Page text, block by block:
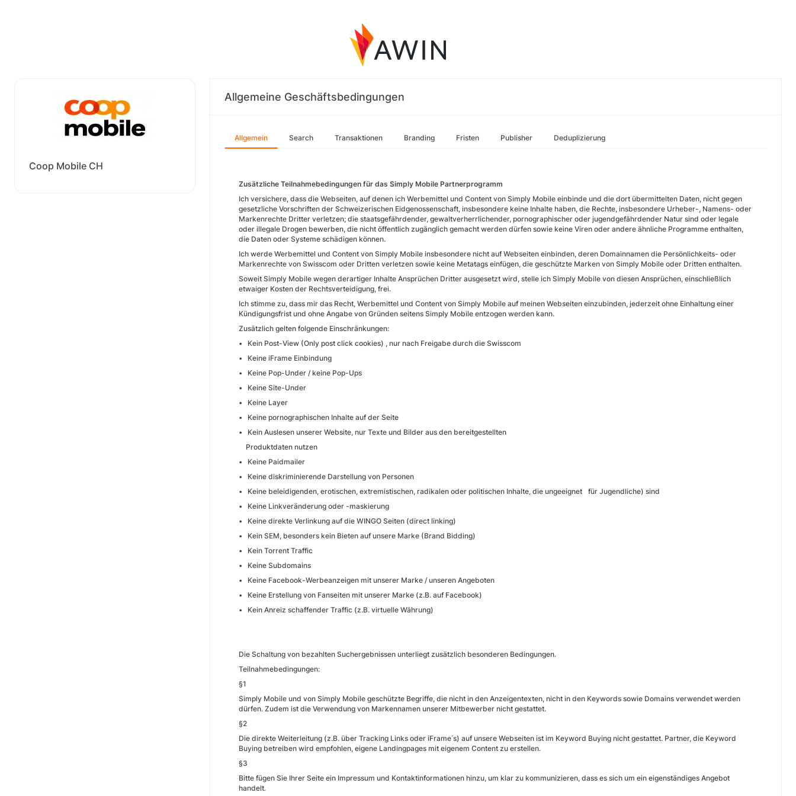
Coop Mobile CH
Allgemeine Geschäftsbedingungen
Allgemein Search Transaktionen Branding Fristen Publisher Deduplizierung
Zusätzliche Teilnahmebedingungen für das Simply Mobile Partnerprogramm
Ich versichere, dass die Webseiten, auf denen ich Werbemittel und Content von Simply Mobile einbinde und die dort übermittelten Daten, nicht gegen
gesetzliche Vorschriften der Schweizerischen Eidgenossenschaft, insbesondere keine Inhalte haben, die Rechte, insbesondere Urheber-, Namens- oder
Markenrechte Dritter verletzen; die staatsgefährdender, gewaltverherrlichender, pornographischer oder jugendgefährdender Natur sind oder legale
oder illegale Drogen bewerben, die nicht öffentlich zugänglich gemacht werden dürfen sowie keine Viren oder andere ähnliche Programme enthalten,
die Daten oder Systeme schädigen können.
Ich werde Werbemittel und Content von Simply Mobile insbesondere nicht auf Webseiten einbinden, deren Domainnamen die Persönlichkeits- oder
Markenrechte von Swisscom oder Dritten verletzen sowie keine Metatags einfügen, die geschützte Marken von Simply Mobile oder Dritten enthalten.
Soweit Simply Mobile wegen derartiger Inhalte Ansprüchen Dritter ausgesetzt wird, stelle ich Simply Mobile von diesen Ansprüchen, einschließlich
etwaiger Kosten der Rechtsverteidigung, frei.
Ich stimme zu, dass mir das Recht, Werbemittel und Content von Simply Mobile auf meinen Webseiten einzubinden, jederzeit ohne Einhaltung einer
Kündigungsfrist und ohne Angabe von Gründen seitens Simply Mobile entzogen werden kann.
Zusätzlich gelten folgende Einschränkungen:
• Kein Post-View (Only post click cookies) , nur nach Freigabe durch die Swisscom
• Keine iFrame Einbindung
• Keine Pop-Under / keine Pop-Ups
• Keine Site-Under
• Keine Layer
• Keine pornographischen Inhalte auf der Seite
• Kein Auslesen unserer Website, nur Texte und Bilder aus den bereitgestellten
Produktdaten nutzen
• Keine Paidmailer
• Keine diskriminierende Darstellung von Personen
• Keine beleidigenden, erotischen, extremistischen, radikalen oder politischen Inhalte, die ungeeignet für Jugendliche) sind
• Keine Linkveränderung oder -maskierung
• Keine direkte Verlinkung auf die WINGO Seiten (direct linking)
• Kein SEM, besonders kein Bieten auf unsere Marke (Brand Bidding)
• Kein Torrent Traffic
• Keine Subdomains
• Keine Facebook-Werbeanzeigen mit unserer Marke / unseren Angeboten
• Keine Erstellung von Fanseiten mit unserer Marke (z.B. auf Facebook)
• Kein Anreiz schaffender Traffic (z.B. virtuelle Währung)
Die Schaltung von bezahlten Suchergebnissen unterliegt zusätzlich besonderen Bedingungen.
Teilnahmebedingungen:
§1
Simply Mobile und von Simply Mobile geschützte Begriffe, die nicht in den Anzeigentexten, nicht in den Keywords sowie Domains verwendet werden
dürfen. Zudem ist die Verwendung von Markennamen unserer Mitbewerber nicht gestattet.
§2
Die direkte Weiterleitung (z.B. über Tracking Links oder iFrame ́s) auf unsere Webseiten ist im Keyword Buying nicht gestattet. Partner, die Keyword
Buying betreiben wird empfohlen, eigene Landingpages mit eigenem Content zu erstellen.
§3
Bitte fügen Sie Ihrer Seite ein Impressum und Kontaktinformationen hinzu, um klar zu kommunizieren, dass es sich um ein eigenständiges Angebot
handelt.